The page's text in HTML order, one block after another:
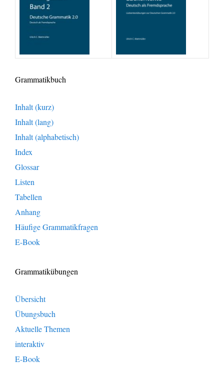
Grammatikbuch
Inhalt (kurz)
Inhalt (lang)
Inhalt (alphabetisch)
Index
Glossar
Listen
Tabellen
Anhang
Häufige Grammatikfragen
E-Book
Grammatikübungen
Übersicht
Übungsbuch
Aktuelle Themen
interaktiv
E-Book